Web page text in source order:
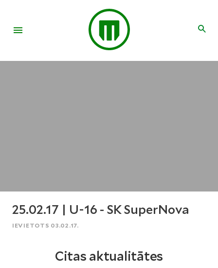
25.02.17 | U-16 - SK SuperNova
IEVIETOTS 03.02.17.
Citas aktualitātes